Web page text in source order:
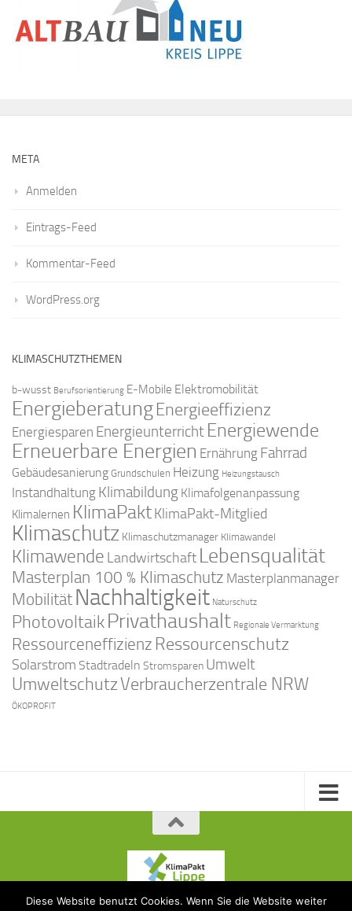
META
Anmelden
Eintrags-Feed
Kommentar-Feed
WordPress.org
KLIMASCHUTZTHEMEN
b-wusst Berufsorientierung E-Mobile Elektromobilität
EnergieberatungEnergieeffizienz
Energiesparen Energieunterricht Energiewende
Erneuerbare Energien Ernährung Fahrrad
Gebäudesanierung Grundschulen Heizung Heizungstausch
Instandhaltung Klimabildung Klimafolgenanpassung
Klimalernen KlimaPaktKlimaPakt-Mitglied
Klimaschutz Klimaschutzmanager Klimawandel
Klimawende Landwirtschaft Lebensqualität
Masterplan 100 % Klimaschutz Masterplanmanager
Mobilität Nachhaltigkeit Naturschutz
PhotovoltaikPrivathaushalt Regionale Vermarktung
Ressourceneffizienz Ressourcenschutz
Solarstrom Stadtradeln Stromsparen Umwelt
UmweltschutzVerbraucherzentrale NRW
ÖKOPROFIT
Diese Website benutzt Cookies. Wenn Sie die Website weiter